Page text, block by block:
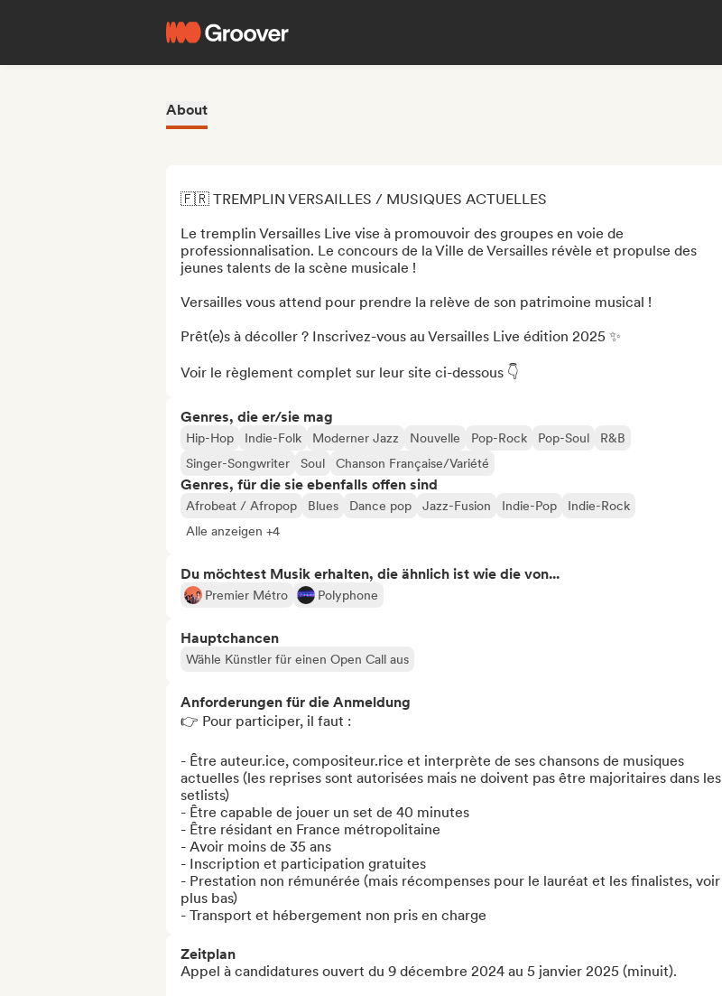
About
🇫🇷 TREMPLIN VERSAILLES / MUSIQUES ACTUELLES
Le tremplin Versailles Live vise à promouvoir des groupes en voie de
professionnalisation. Le concours de la Ville de Versailles révèle et propulse des
jeunes talents de la scène musicale !
Versailles vous attend pour prendre la relève de son patrimoine musical !
Prêt(e)s à décoller ? Inscrivez-vous au Versailles Live édition 2025 ✨
Voir le règlement complet sur leur site ci-dessous 👇
Genres, die er/sie mag
Hip-Hop Indie-Folk Moderner Jazz Nouvelle Pop-Rock Pop-Soul
R&B
Singer-Songwriter
Soul Chanson Française/Variété
Genres, für die sie ebenfalls offen sind
Afrobeat / Afropop Blues Dance pop Jazz-Fusion Indie-Pop
Indie-Rock
Alle anzeigen +4
Du möchtest Musik erhalten, die ähnlich ist wie die von...
Premier Métro Polyphone
Hauptchancen
Wähle Künstler für einen Open Call aus
Anforderungen für die Anmeldung
👉 Pour participer, il faut :
- Être auteur.ice, compositeur.rice et interprète de ses chansons de musiques
actuelles (les reprises sont autorisées mais ne doivent pas être majoritaires dans les
setlists)
- Être capable de jouer un set de 40 minutes
- Être résidant en France métropolitaine
- Avoir moins de 35 ans
- Inscription et participation gratuites
- Prestation non rémunérée (mais récompenses pour le lauréat et les finalistes, voir
plus bas)
- Transport et hébergement non pris en charge
Zeitplan
Appel à candidatures ouvert du 9 décembre 2024 au 5 janvier 2025 (minuit).